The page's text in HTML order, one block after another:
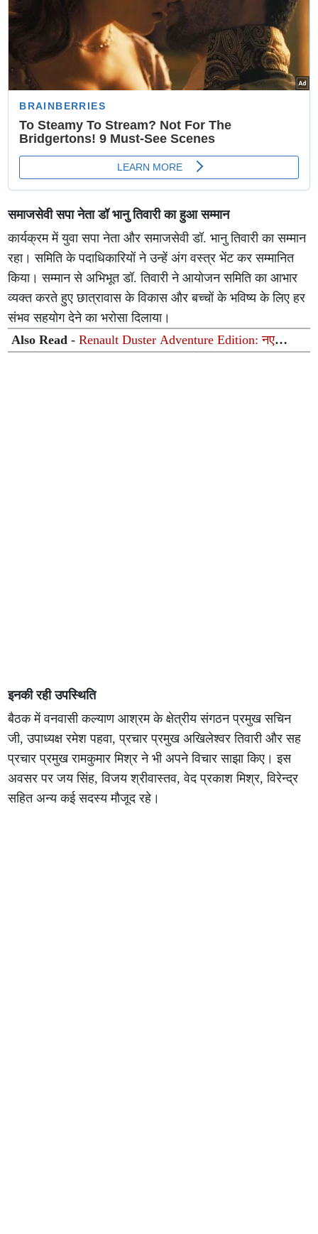
समाजसेवी सपा नेता डॉ भानु तिवारी का हुआ सम्मान
कार्यक्रम में युवा सपा नेता और समाजसेवी डॉ. भानु तिवारी का सम्मान
रहा। समिति के पदाधिकारियों ने उन्हें अंग वस्त्र भेंट कर सम्मानित
किया। सम्मान से अभिभूत डॉ. तिवारी ने आयोजन समिति का आभार
व्यक्त करते हुए छात्रावास के विकास और बच्चों के भविष्य के लिए हर
संभव सहयोग देने का भरोसा दिलाया।
Also Read -Renault Duster Adventure Edition: नए
फीचर्स और रफ-टफ लुक के साथ लॉन्च हुई नई डस्टर, कीमत
इनकी रही उपस्थिति
बैठक में वनवासी कल्याण आश्रम के क्षेत्रीय संगठन प्रमुख सचिन
जी, उपाध्यक्ष रमेश पहवा, प्रचार प्रमुख अखिलेश्वर तिवारी और सह
प्रचार प्रमुख रामकुमार मिश्र ने भी अपने विचार साझा किए। इस
अवसर पर जय सिंह, विजय श्रीवास्तव, वेद प्रकाश मिश्र, विरेन्द्र
सहित अन्य कई सदस्य मौजूद रहे।